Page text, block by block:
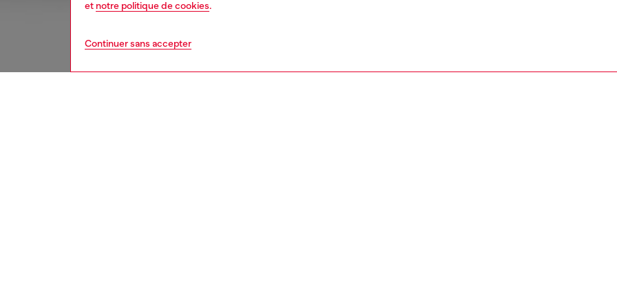
et notre politique de cookies.
Continuer sans accepter